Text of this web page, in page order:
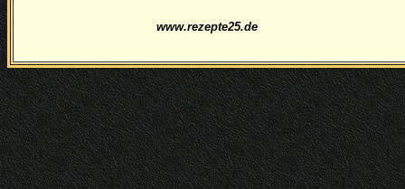
www.rezepte25.de